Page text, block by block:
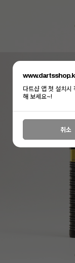
www.dartsshop.kr
다트샵 앱 첫 설치시
해 보세요~!
취소